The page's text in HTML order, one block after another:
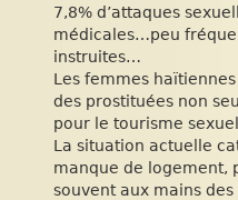
7,8% d’attaques
médicales…peu
instruites…
Les femmes
des prostituées non
pour le tourisme
La situation actuelle
manque de logement,
souvent aux mains